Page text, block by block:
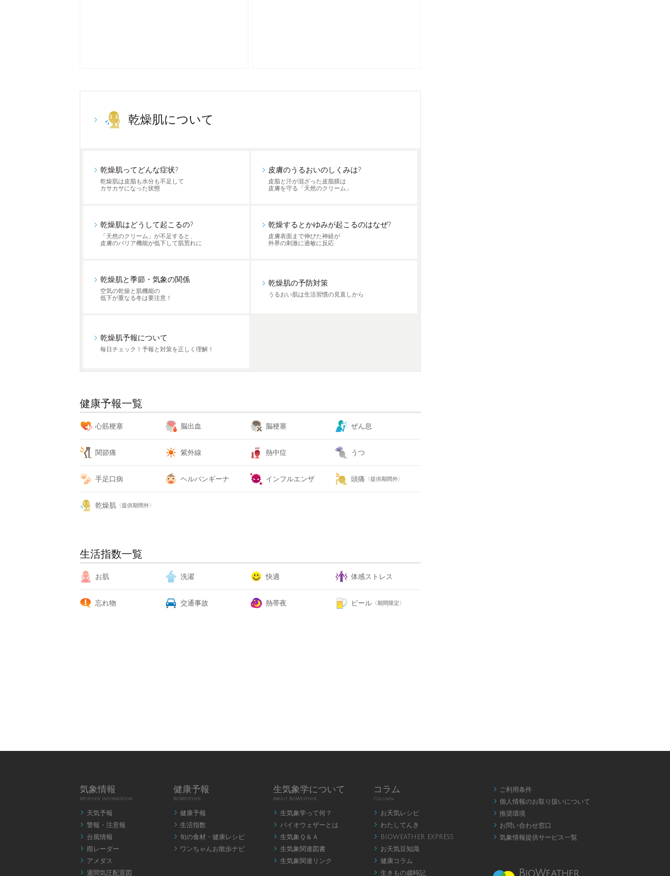
乾燥肌について
乾燥肌ってどんな症状?
乾燥肌は皮脂も水分も不足して
カサカサになった状態
皮膚のうるおいのしくみは?
皮脂と汗が混ざった皮脂膜は
皮膚を守る「天然のクリーム」
乾燥肌はどうして起こるの?
「天然のクリーム」が不足すると、
皮膚のバリア機能が低下して肌荒れに
乾燥するとかゆみが起こるのはなぜ?
皮膚表面まで伸びた神経が
外界の刺激に過敏に反応
乾燥肌と季節・気象の関係
空気の乾燥と肌機能の
低下が重なる冬は要注意！
乾燥肌の予防対策
うるおい肌は生活習慣の見直しから
乾燥肌予報について
毎日チェック！予報と対策を正しく理解！
健康予報一覧
心筋梗塞 脳出血 脳梗塞 ぜん息
関節痛 紫外線 熱中症 うつ
手足口病 ヘルパンギーナ インフルエンザ 頭痛 〈提供期間外〉
乾燥肌 〈提供期間外〉
生活指数一覧
お肌 洗濯 快適 体感ストレス
忘れ物 交通事故 熱帯夜 ビール 〈期間限定〉
気象情報
Weather Information
 天気予報
 警報・注意報
 台風情報
 雨レーダー
 アメダス
 週間気圧配置図
健康予報
BioWeather
 健康予報
 生活指数
 旬の食材・健康レシピ
 ワンちゃんお散歩ナビ
生気象学について
About BioWeather
 生気象学って何？
 バイオウェザーとは
 生気象Ｑ＆Ａ
 生気象関連図書
 生気象関連リンク
コラム
Column
 お天気レシピ
 わたしてんき
 BIOWEATHER EXPRESS
 お天気豆知識
 健康コラム
 生きもの歳時記
 ご利用条件
 個人情報のお取り扱いについて
 推奨環境
 お問い合わせ窓口
 気象情報提供サービス一覧